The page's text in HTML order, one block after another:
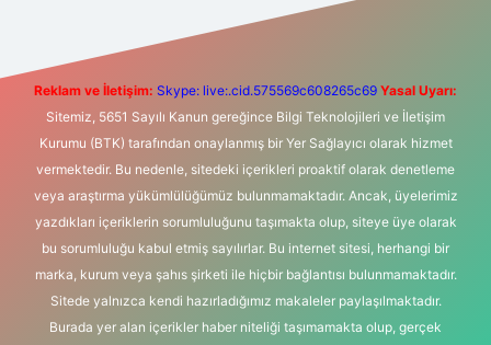
Reklam ve İletişim: Skype: live:.cid.575569c608265c69 Yasal Uyarı:
Sitemiz, 5651 Sayılı Kanun gereğince Bilgi Teknolojileri ve İletişim
Kurumu (BTK) tarafından onaylanmış bir Yer Sağlayıcı olarak hizmet
vermektedir. Bu nedenle, sitedeki içerikleri proaktif olarak denetleme
veya araştırma yükümlülüğümüz bulunmamaktadır. Ancak, üyelerimiz
yazdıkları içeriklerin sorumluluğunu taşımakta olup, siteye üye olarak
bu sorumluluğu kabul etmiş sayılırlar. Bu internet sitesi, herhangi bir
marka, kurum veya şahıs şirketi ile hiçbir bağlantısı bulunmamaktadır.
Sitede yalnızca kendi hazırladığımız makaleler paylaşılmaktadır.
Burada yer alan içerikler haber niteliği taşımamakta olup, gerçek